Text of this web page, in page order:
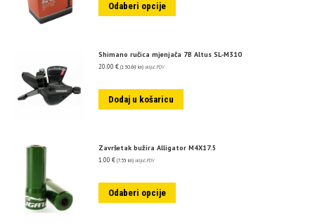
Odaberi opcije
Shimano ručica mjenjača 7B Altus SL-M310
20.00 € (150.69 kn) uključ. PDV
Dodaj u košaricu
Završetak bužira Alligator M4X17.5
1.00 € (7.53 kn) uključ. PDV
Odaberi opcije